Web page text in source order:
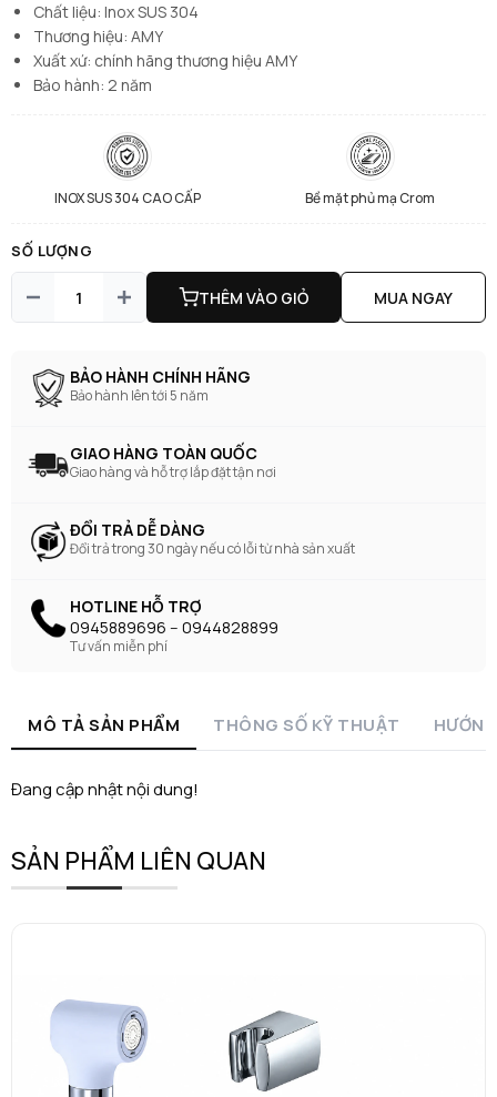
Chất liệu: Inox SUS 304
Thương hiệu: AMY
Xuất xứ: chính hãng thương hiệu AMY
Bảo hành: 2 năm
INOX SUS 304 CAO CẤP Bề mặt phủ mạ Crom
SỐ LƯỢNG
THÊM VÀO GIỎ MUA NGAY
BẢO HÀNH CHÍNH HÃNG
Bảo hành lên tới 5 năm
GIAO HÀNG TOÀN QUỐC
Giao hàng và hỗ trợ lắp đặt tận nơi
ĐỔI TRẢ DỄ DÀNG
Đổi trả trong 30 ngày nếu có lỗi từ nhà sản xuất
HOTLINE HỖ TRỢ
0945889696 -- 0944828899
Tư vấn miễn phí
MÔ TẢ SẢN PHẨM THÔNG SỐ KỸ THUẬT
Đang cập nhật nội dung!
SẢN PHẨM LIÊN QUAN